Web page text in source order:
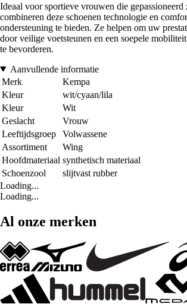
Ideaal voor sportieve vrouwen die
combineren deze schoenen technologie en
ondersteuning te bieden. Ze helpen om uw
door veilige voetsteunen en een soepele
te bevorderen.
Aanvullende informatie
Merk
Kempa
Kleur
wit/cyaan/lila
Kleur
Wit
Geslacht
Vrouw
Leeftijdsgroep
Volwassene
Assortiment
Wing
Hoofdmateriaal synthetisch materiaal
Schoenzool
slijtvast rubber
Loading...
Loading...
Al onze merken